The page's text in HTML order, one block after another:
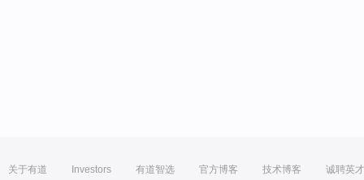
关于有道 Investors 有道智选 官方博客 技术博客 诚聘英才